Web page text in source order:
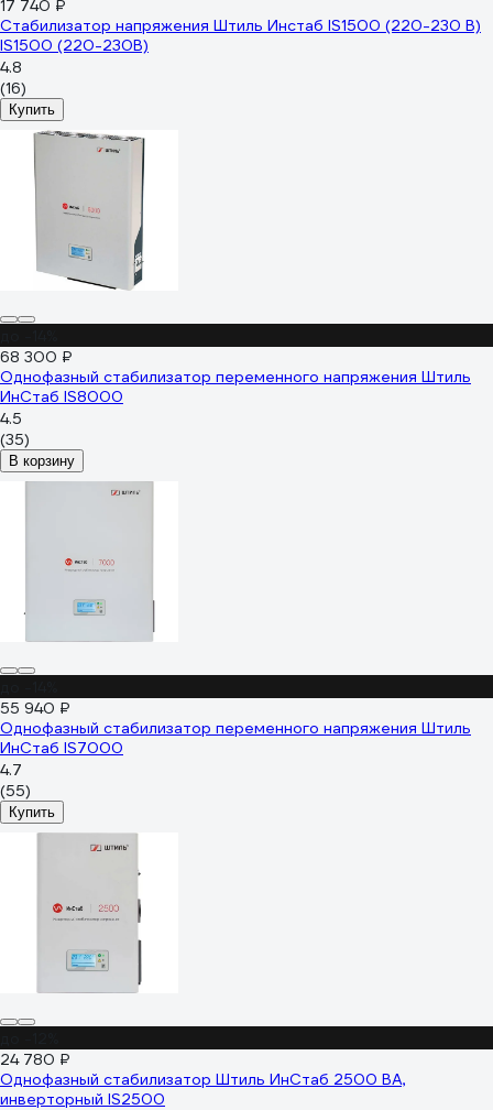
17 740 ₽
Стабилизатор напряжения Штиль Инстаб IS1500 (220-230 В)
IS1500 (220-230В)
4.8
(16)
Купить
68 300 ₽
Однофазный стабилизатор переменного напряжения Штиль
ИнСтаб IS8000
4.5
(35)
В корзину
55 940 ₽
Однофазный стабилизатор переменного напряжения Штиль
ИнСтаб IS7000
4.7
(55)
Купить
24 780 ₽
Однофазный стабилизатор Штиль ИнСтаб 2500 ВА,
инверторный IS2500